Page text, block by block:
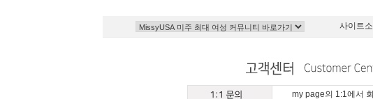
사이트
my page의 1:1에서